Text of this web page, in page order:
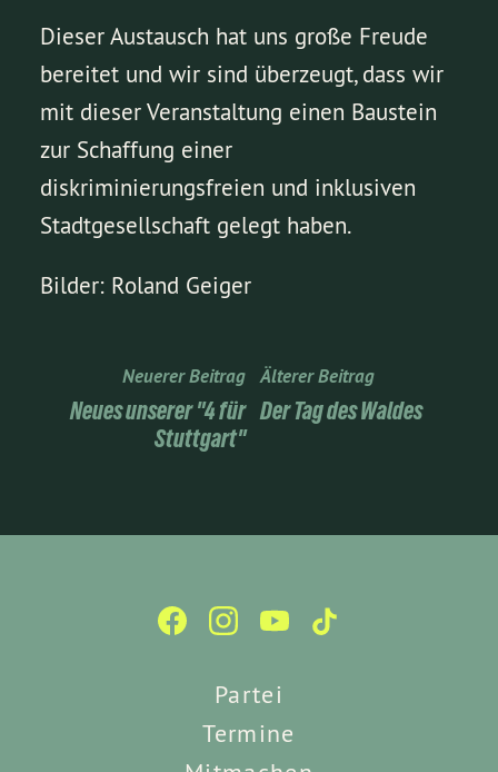
Dieser Austausch hat uns große Freude
bereitet und wir sind überzeugt, dass wir
mit dieser Veranstaltung einen Baustein
zur Schaffung einer
diskriminierungsfreien und inklusiven
Stadtgesellschaft gelegt haben.
Bilder: Roland Geiger
Neuerer Beitrag
Neues unserer "4 für
Stuttgart"
Älterer Beitrag
Der Tag des Waldes
Partei
Termine